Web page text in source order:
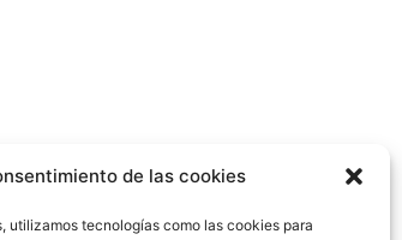
de las cookies
utilizamos tecnologías como las cookies para